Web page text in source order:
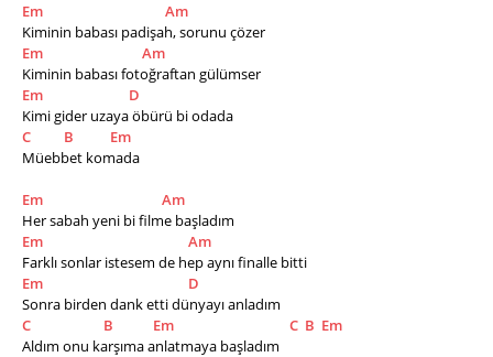
Em
Am
Kiminin babası padişah, sorunu çözer
Em
Am
Kiminin babası fotoğraftan gülümser
Em
D
Kimi gider uzaya öbürü bi odada
C
B
Em
Müebbet komada
Em
Am
Her sabah yeni bi filme başladım
Em
Am
Farklı sonlar istesem de hep aynı finalle bitti
Em
D
Sonra birden dank etti dünyayı anladım
C
B Em C B Em
Aldım onu karşıma anlatmaya başladım